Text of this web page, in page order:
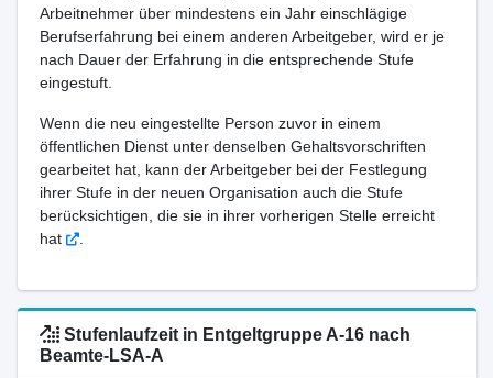
Arbeitnehmer über mindestens ein Jahr einschlägige
Berufserfahrung bei einem anderen Arbeitgeber, wird er je
nach Dauer der Erfahrung in die entsprechende Stufe
eingestuft.
Wenn die neu eingestellte Person zuvor in einem
öffentlichen Dienst unter denselben Gehaltsvorschriften
gearbeitet hat, kann der Arbeitgeber bei der Festlegung
ihrer Stufe in der neuen Organisation auch die Stufe
berücksichtigen, die sie in ihrer vorherigen Stelle erreicht
hat
.
Stufenlaufzeit in Entgeltgruppe A-16 nach
Beamte-LSA-A